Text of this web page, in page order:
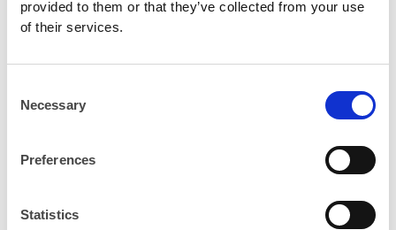
provided to them or that they’ve collected from your use
of their services.
Necessary
Preferences
Statistics
能以一个平台账户，和多个“CAPCOM ID”关
联/配对吗？
当我尝试关联平台账户或检查我当前已关联的
出的平台账户。
为了和Nintendo的游戏账户配对，一定需要智